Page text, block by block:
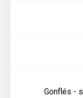
Gonflés -